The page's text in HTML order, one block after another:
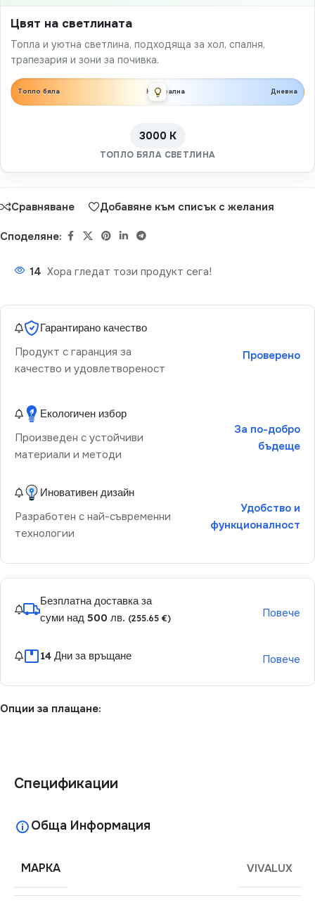
Цвят на светлината
Топла и уютна светлина, подходяща за хол, спалня,
трапезария и зони за почивка.
Топло бяла Неутрална Дневна
3000 K
ТОПЛО БЯЛА СВЕТЛИНА
Сравняване Добавяне към списък с желания
Споделяне:
14 Хора гледат този продукт сега!
Гарантирано качество
Продукт с гаранция за
качество и удовлетвореност
Проверено
Екологичен избор
Произведен с устойчиви
материали и методи
За по-добро
бъдеще
Иновативен дизайн
Разработен с най-съвременни
технологии
Удобство и
функционалност
Безплатна доставка за
суми над 500 лв. (255.65 €) Повече
14 Дни за връщане Повече
Опции за плащане:
Спецификации
Обща Информация
МАРКА VIVALUX